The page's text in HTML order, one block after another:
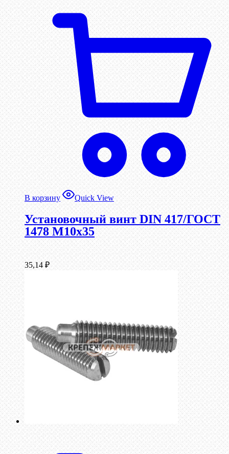
В корзину Quick View
Установочный винт DIN 417/ГОСТ
1478 М10х35
35,14 ₽